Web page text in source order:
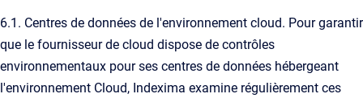
6.1. Centres de données de l'environnement cloud. Pour garantir
que le fournisseur de cloud dispose de contrôles
environnementaux pour ses centres de données hébergeant
l'environnement Cloud, Indexima examine régulièrement ces